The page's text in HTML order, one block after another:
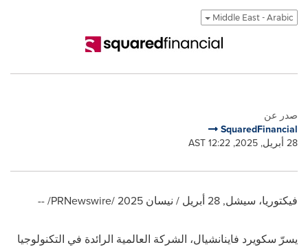
Middle East - Arabic
صدر عن
SquaredFinancial
28 أبريل, 2025, 12:22 AST
فيكتوريا، سيشل, 28 أبريل / نيسان 2025 /PRNewswire/ --
يسرّ سكويرد فاينانشيال، الشركة العالمية الرائدة في التكنولوجيا